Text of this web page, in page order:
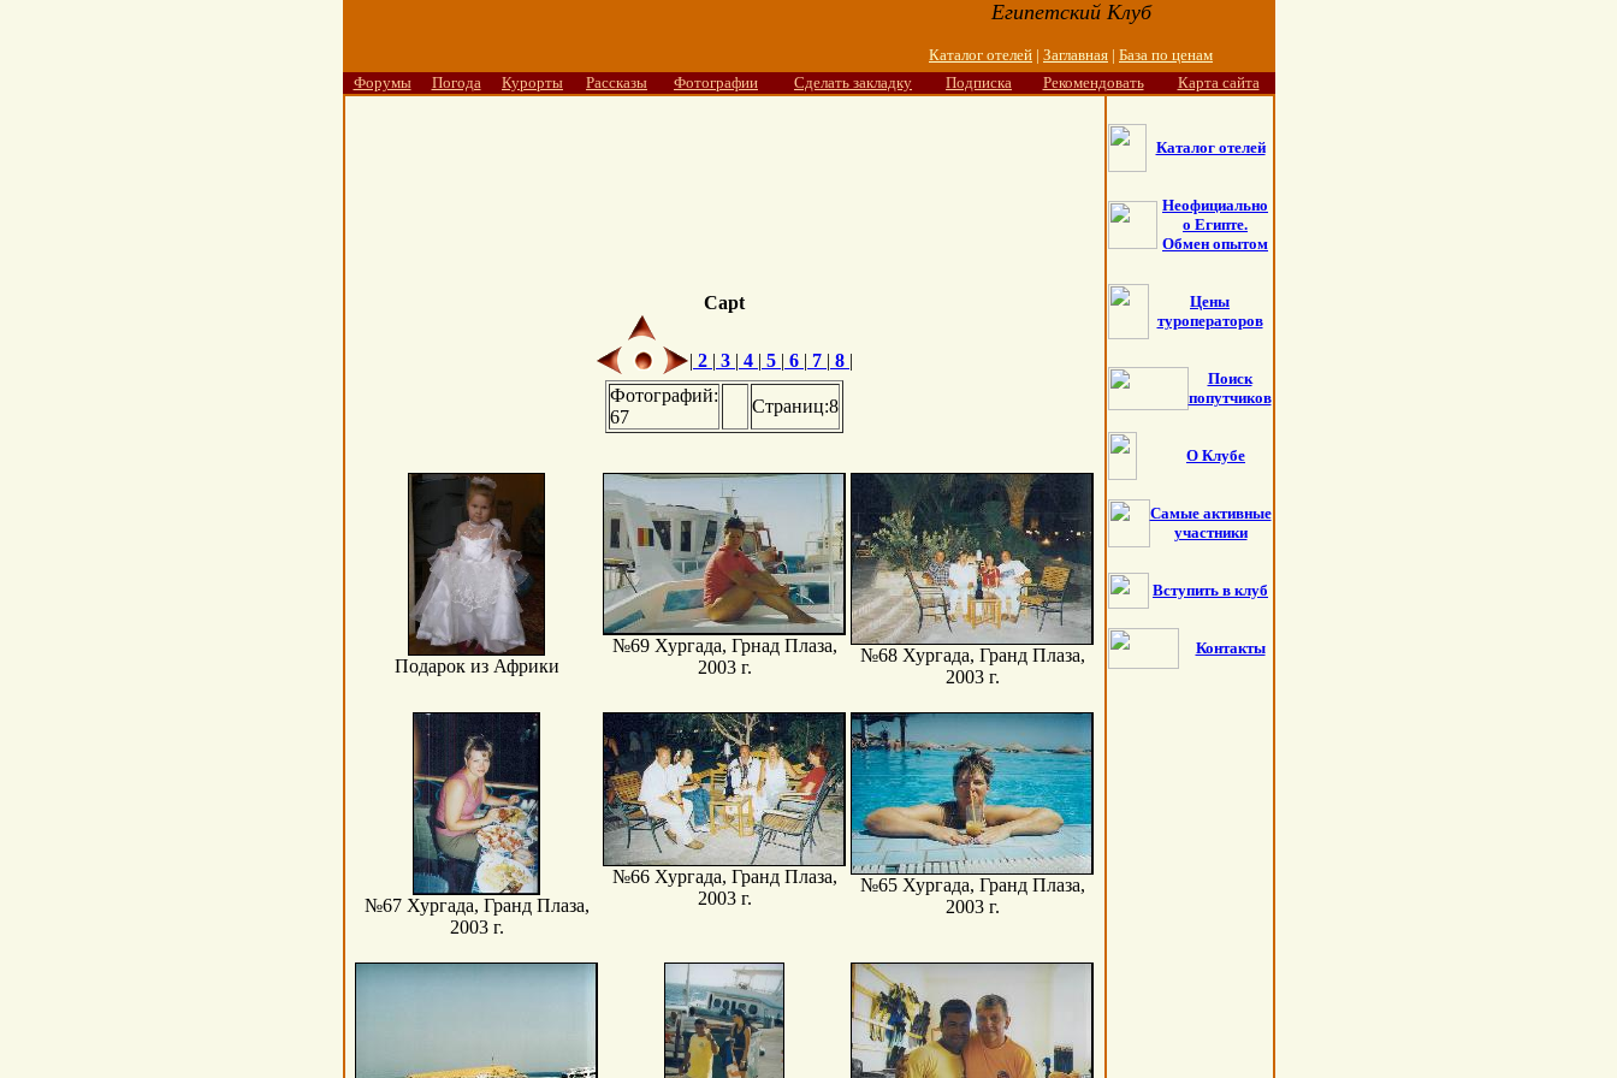
Египетский Клуб
Каталог отелей | Заглавная | База по ценам
Форумы
Погода Курорты Рассказы Фотографии Сделать закладку Подписка Рекомендовать Карта сайта
Capt
| 2 | 3 | 4 | 5 | 6 | 7 | 8 |
Фотографий:
67
Страниц:8
Подарок из Африки
№69 Хургада, Грнад Плаза,
2003 г.
№68 Хургада, Гранд Плаза,
2003 г.
№67 Хургада, Гранд Плаза,
2003 г.
№66 Хургада, Гранд Плаза,
2003 г.
№65 Хургада, Гранд Плаза,
2003 г.
Каталог отелей
Неофициально
о Египте.
Обмен опытом
Цены
туроператоров
Поиск
попутчиков
О Клубе
Самые активные
участники
Вступить в клуб
Контакты